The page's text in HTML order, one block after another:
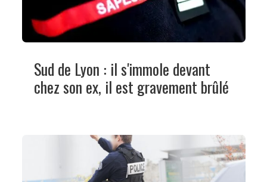
Sud de Lyon : il s'immole devant
chez son ex, il est gravement brûlé